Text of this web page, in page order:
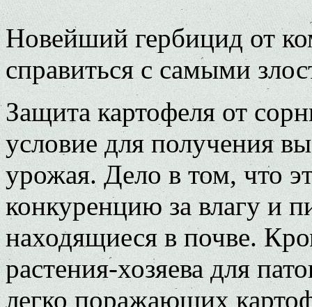
Новейший гербицид от
справиться с самыми
Защита картофеля от
условие для получения
урожая. Дело в том, что
конкуренцию за влагу и
находящиеся в почве.
растения-хозяева для
легко поражающих